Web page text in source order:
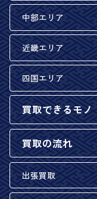
中部エリア
近畿エリア
四国エリア
買取できるモノ
買取の流れ
出張買取